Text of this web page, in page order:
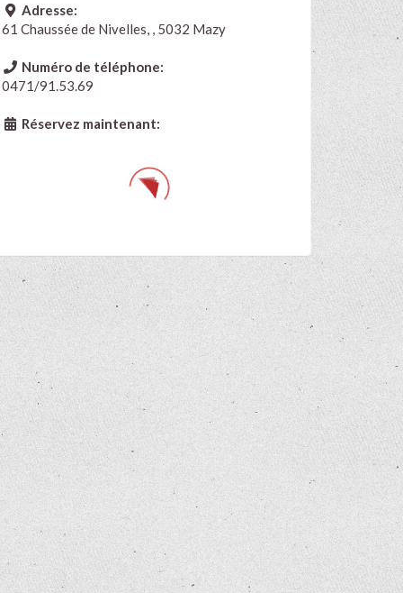
Adresse:
61 Chaussée de Nivelles, , 5032 Mazy
Numéro de téléphone:
0471/91.53.69
Réservez maintenant: